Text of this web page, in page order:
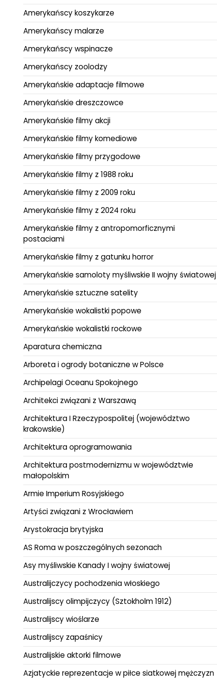
Amerykańscy koszykarze
Amerykańscy malarze
Amerykańscy wspinacze
Amerykańscy zoolodzy
Amerykańskie adaptacje filmowe
Amerykańskie dreszczowce
Amerykańskie filmy akcji
Amerykańskie filmy komediowe
Amerykańskie filmy przygodowe
Amerykańskie filmy z 1988 roku
Amerykańskie filmy z 2009 roku
Amerykańskie filmy z 2024 roku
Amerykańskie filmy z antropomorficznymi
postaciami
Amerykańskie filmy z gatunku horror
Amerykańskie samoloty myśliwskie II wojny światowej
Amerykańskie sztuczne satelity
Amerykańskie wokalistki popowe
Amerykańskie wokalistki rockowe
Aparatura chemiczna
Arboreta i ogrody botaniczne w Polsce
Archipelagi Oceanu Spokojnego
Architekci związani z Warszawą
Architektura I Rzeczypospolitej (województwo
krakowskie)
Architektura oprogramowania
Architektura postmodernizmu w województwie
małopolskim
Armie Imperium Rosyjskiego
Artyści związani z Wrocławiem
Arystokracja brytyjska
AS Roma w poszczególnych sezonach
Asy myśliwskie Kanady I wojny światowej
Australijczycy pochodzenia włoskiego
Australijscy olimpijczycy (Sztokholm 1912)
Australijscy wioślarze
Australijscy zapaśnicy
Australijskie aktorki filmowe
Azjatyckie reprezentacje w piłce siatkowej mężczyzn